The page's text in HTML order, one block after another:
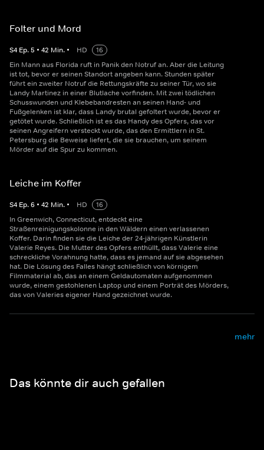
Folter und Mord
S4 Ep.5 • 42 Min. • HD
16
Ein Mann aus Florida ruft in Panik den Notruf an. Aber die Leitung
ist tot, bevor er seinen Standort angeben kann. Stunden später
führt ein zweiter Notruf die Rettungskräfte zu seiner Tür, wo sie
Landy Martinez in einer Blutlache vorfinden. Mit zwei tödlichen
Schusswunden und Klebebandresten an seinen Hand- und
Fußgelenken ist klar, dass Landy brutal gefoltert wurde, bevor er
getötet wurde. Schließlich ist es das Handy des Opfers, das vor
seinen Angreifern versteckt wurde, das den Ermittlern in St.
Petersburg die Beweise liefert, die sie brauchen, um seinem
Mörder auf die Spur zu kommen.
Leiche im Koffer
S4 Ep.6 • 42 Min. • HD
16
In Greenwich, Connecticut, entdeckt eine
Straßenreinigungskolonne in den Wäldern einen verlassenen
Koffer. Darin finden sie die Leiche der 24-jährigen Künstlerin
Valerie Reyes. Die Mutter des Opfers enthüllt, dass Valerie eine
schreckliche Vorahnung hatte, dass es jemand auf sie abgesehen
hat. Die Lösung des Falles hängt schließlich von körnigem
Filmmaterial ab, das an einem Geldautomaten aufgenommen
wurde, einem gestohlenen Laptop und einem Porträt des Mörders,
das von Valeries eigener Hand gezeichnet wurde.
mehr
Das könnte dir auch gefallen